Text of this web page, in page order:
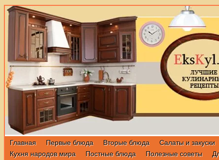
Главная Первые блюда Вторые блюда
Салаты и закуски
Кухня народов мира
Постные блюда Полезные советы